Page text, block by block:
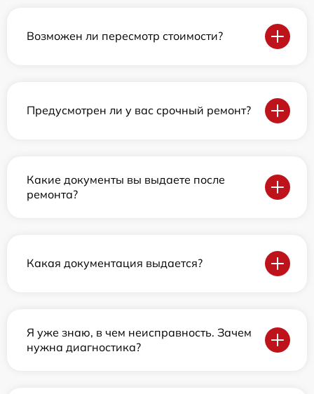
Возможен ли пересмотр стоимости?
Предусмотрен ли у вас срочный ремонт?
Какие документы вы выдаете после
ремонта?
Какая документация выдается?
Я уже знаю, в чем неисправность. Зачем
нужна диагностика?